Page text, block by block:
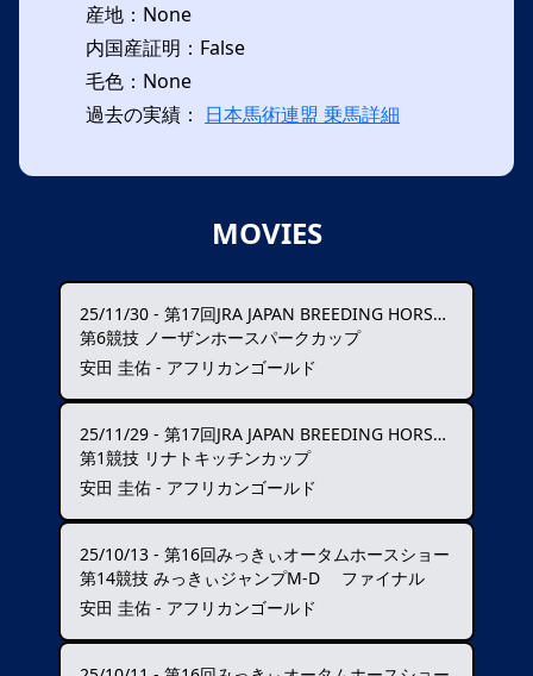
産地：None
内国産証明：False
毛色：None
過去の実績： 日本馬術連盟 乗馬詳細
MOVIES
25/11/30 - 第17回JRA JAPAN BREEDING HORSE SHOW
第6競技 ノーザンホースパークカップ
安田 圭佑 - アフリカンゴールド
25/11/29 - 第17回JRA JAPAN BREEDING HORSE SHOW
第1競技 リナトキッチンカップ
安田 圭佑 - アフリカンゴールド
25/10/13 - 第16回みっきぃオータムホースショー
第14競技 みっきぃジャンプM-D ファイナル
安田 圭佑 - アフリカンゴールド